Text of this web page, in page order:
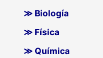
≫ Biología
≫ Física
≫ Química